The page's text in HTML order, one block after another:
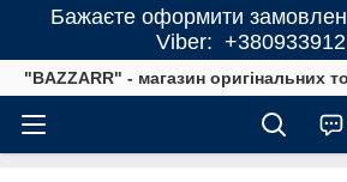
Бажаєте оформити
Viber:
"BAZZARR" - магазин оригінальних